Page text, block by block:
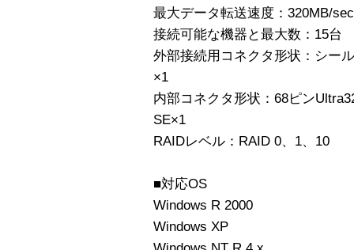
最大データ転送速度：320MB/sec
接続可能な機器と最大数：15台
外部接続用コネクタ形状：シー
×1
内部コネクタ形状：68ピン
SE×1
RAIDレベル：RAID 0、1、10
■対応OS
Windows R 2000
Windows XP